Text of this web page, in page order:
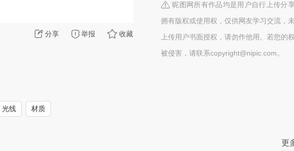
分享 举报 收藏
昵图网所有作品均是用户自行上传分
拥有版权或使用权，仅供网友学习交流，
上传用户书面授权，请勿作他用。若您的
被侵害，请联系copyright@nipic.com。
光线 材质
更